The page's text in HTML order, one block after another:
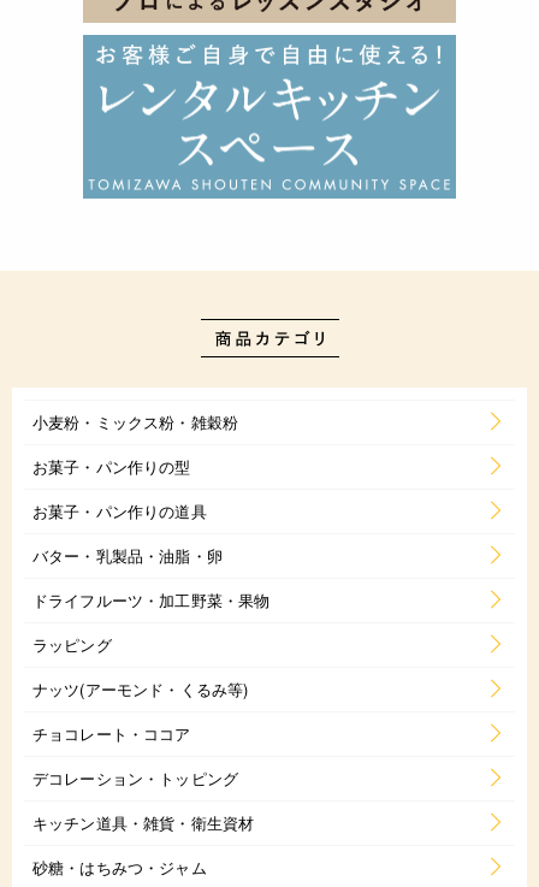
小麦粉・ミックス粉・雑穀粉
お菓子・パン作りの型
お菓子・パン作りの道具
バター・乳製品・油脂・卵
ドライフルーツ・加工野菜・果物
ラッピング
ナッツ(アーモンド・くるみ等)
チョコレート・ココア
デコレーション・トッピング
キッチン道具・雑貨・衛生資材
砂糖・はちみつ・ジャム